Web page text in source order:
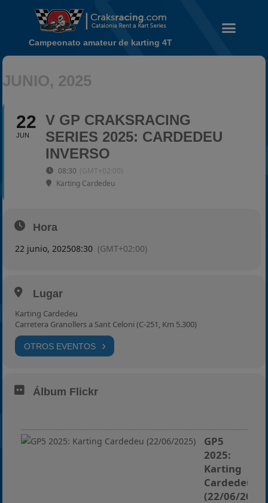
Carreras finalizadas
Campeonato amateur de karting 4T
JUNIO, 2025
22
JUN
V GP CRAKSRACING
SERIES 2025: CARDEDEU
INVERSO
08:30 (GMT+02:00)
Karting Cardedeu
Hora
22 junio, 202508:30 (GMT+02:00)
Lugar
Karting Cardedeu
Carretera Granollers a Sant Celoni (C-251, Km 5.300)
OTROS EVENTOS
Álbum Flickr
GP5
2025:
Karting
Cardedeu
(22/06/2025)